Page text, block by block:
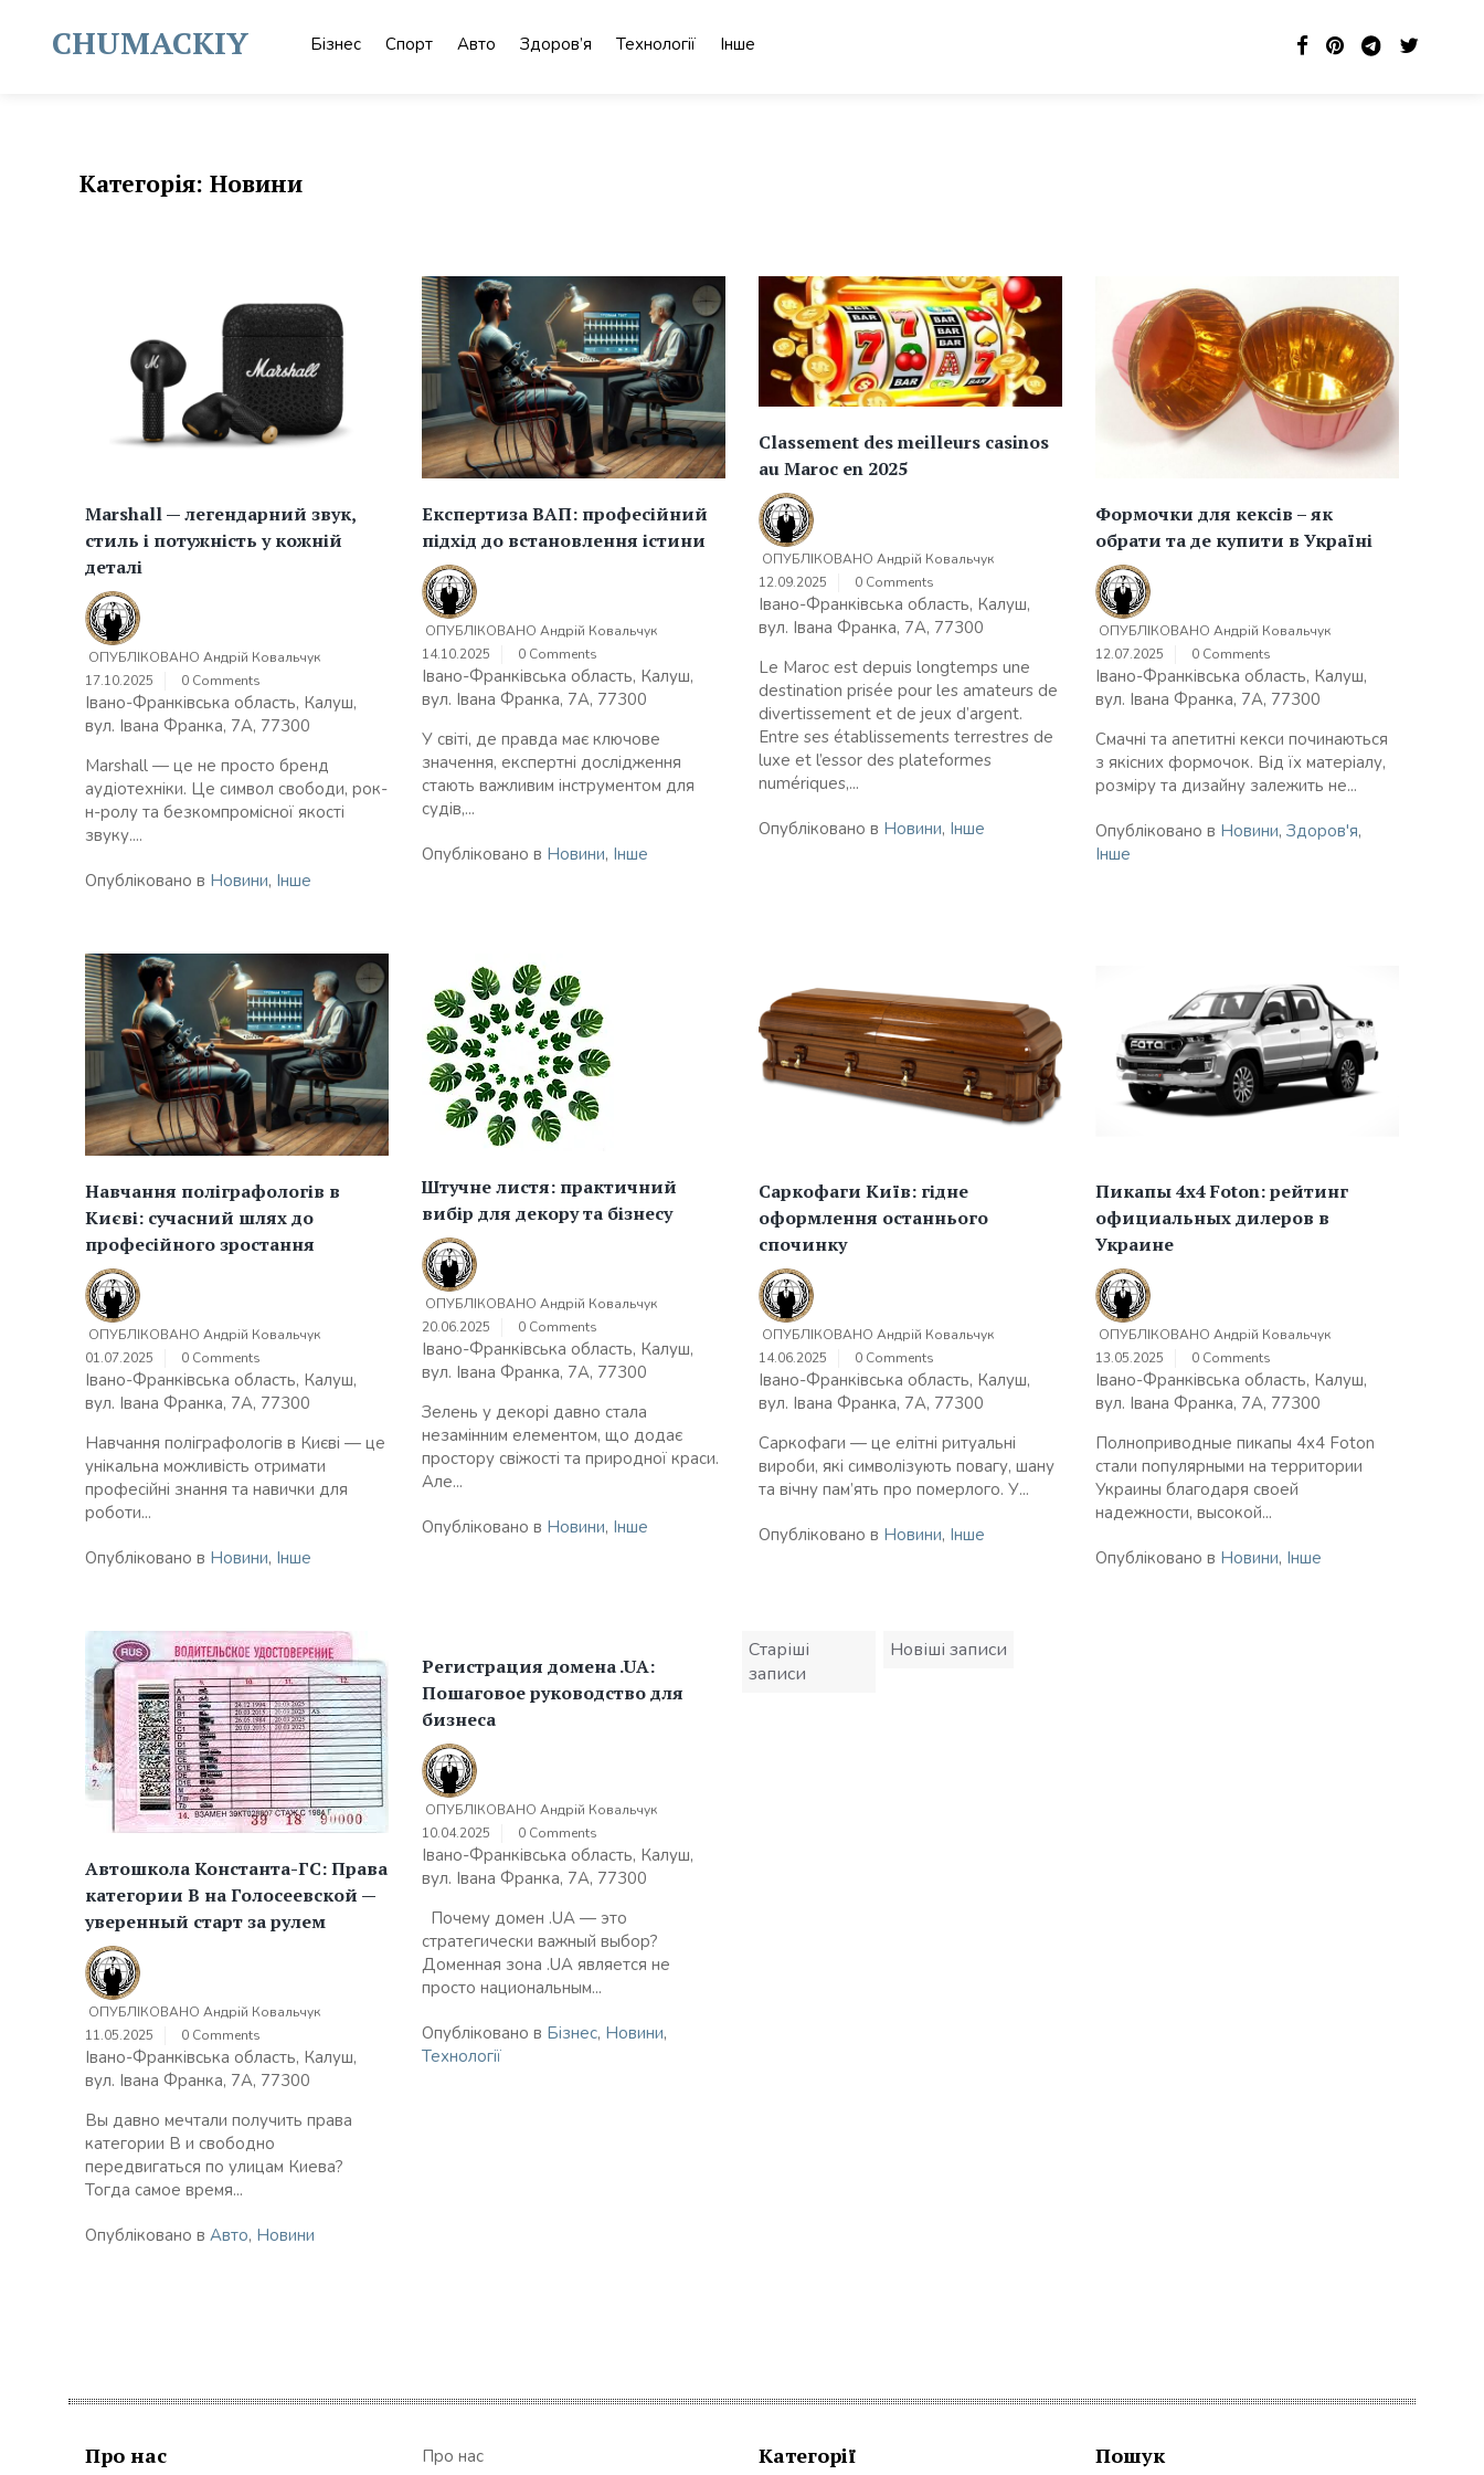
contentCHUMACKIY Бізнес Спорт Авто Здоров’я Технології Інше
Категорія: Новини
Marshall — легендарний звук,
стиль і потужність у кожній
деталі
ОПУБЛІКОВАНО Андрій Ковальчук
17.10.2025
0 Comments
Івано-Франківська область, Калуш,
вул. Івана Франка, 7А, 77300
Marshall — це не просто бренд
аудіотехніки. Це символ свободи, рок-
н-ролу та безкомпромісної якості
звуку....
Опубліковано в Новини, Інше
Експертиза ВАП: професійний
підхід до встановлення істини
ОПУБЛІКОВАНО Андрій Ковальчук
14.10.2025
0 Comments
Івано-Франківська область, Калуш,
вул. Івана Франка, 7А, 77300
У світі, де правда має ключове
значення, експертні дослідження
стають важливим інструментом для
судів,...
Опубліковано в Новини, Інше
Classement des meilleurs casinos
au Maroc en 2025
ОПУБЛІКОВАНО Андрій Ковальчук
12.09.2025
0 Comments
Івано-Франківська область, Калуш,
вул. Івана Франка, 7А, 77300
Le Maroc est depuis longtemps une
destination prisée pour les amateurs de
divertissement et de jeux d’argent.
Entre ses établissements terrestres de
luxe et l’essor des plateformes
numériques,...
Опубліковано в Новини, Інше
Формочки для кексів – як
обрати та де купити в Україні
ОПУБЛІКОВАНО Андрій Ковальчук
12.07.2025
0 Comments
Івано-Франківська область, Калуш,
вул. Івана Франка, 7А, 77300
Смачні та апетитні кекси починаються
з якісних формочок. Від їх матеріалу,
розміру та дизайну залежить не...
Опубліковано в Новини, Здоров'я,
Інше
Навчання поліграфологів в
Києві: сучасний шлях до
професійного зростання
ОПУБЛІКОВАНО Андрій Ковальчук
01.07.2025
0 Comments
Івано-Франківська область, Калуш,
вул. Івана Франка, 7А, 77300
Навчання поліграфологів в Києві — це
унікальна можливість отримати
професійні знання та навички для
роботи...
Опубліковано в Новини, Інше
Штучне листя: практичний
вибір для декору та бізнесу
ОПУБЛІКОВАНО Андрій Ковальчук
20.06.2025
0 Comments
Івано-Франківська область, Калуш,
вул. Івана Франка, 7А, 77300
Зелень у декорі давно стала
незамінним елементом, що додає
простору свіжості та природної краси.
Але...
Опубліковано в Новини, Інше
Саркофаги Київ: гідне
оформлення останнього
спочинку
ОПУБЛІКОВАНО Андрій Ковальчук
14.06.2025
0 Comments
Івано-Франківська область, Калуш,
вул. Івана Франка, 7А, 77300
Саркофаги — це елітні ритуальні
вироби, які символізують повагу, шану
та вічну пам’ять про померлого. У...
Опубліковано в Новини, Інше
Пикапы 4х4 Foton: рейтинг
официальных дилеров в
Украине
ОПУБЛІКОВАНО Андрій Ковальчук
13.05.2025
0 Comments
Івано-Франківська область, Калуш,
вул. Івана Франка, 7А, 77300
Полноприводные пикапы 4х4 Foton
стали популярными на территории
Украины благодаря своей
надежности, высокой...
Опубліковано в Новини, Інше
Автошкола Константа-ГС: Права
категории В на Голосеевской —
уверенный старт за рулем
ОПУБЛІКОВАНО Андрій Ковальчук
11.05.2025
0 Comments
Івано-Франківська область, Калуш,
вул. Івана Франка, 7А, 77300
Вы давно мечтали получить права
категории В и свободно
передвигаться по улицам Киева?
Тогда самое время...
Опубліковано в Авто, Новини
Регистрация домена .UA:
Пошаговое руководство для
бизнеса
ОПУБЛІКОВАНО Андрій Ковальчук
10.04.2025
0 Comments
Івано-Франківська область, Калуш,
вул. Івана Франка, 7А, 77300
Почему домен .UA — это
стратегически важный выбор?
Доменная зона .UA является не
просто национальным...
Опубліковано в Бізнес, Новини,
Технології
Навігація
записів
Старіші
записи
Новіші записи
Про нас Про нас Категорії Пошук